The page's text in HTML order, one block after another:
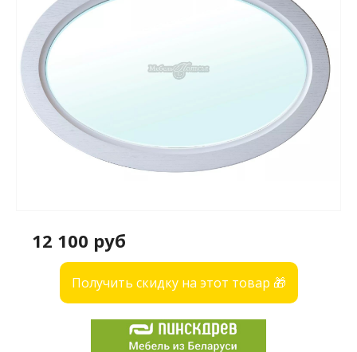
12 100 руб
Получить скидку на этот товар 🎁